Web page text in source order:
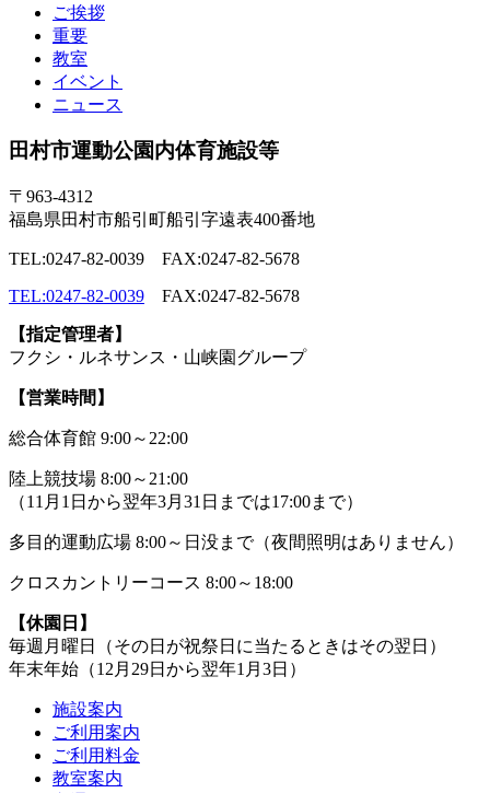
ご挨拶
重要
教室
イベント
ニュース
田村市運動公園内体育施設等
〒963-4312
福島県田村市船引町船引字遠表400番地
TEL:0247-82-0039 FAX:0247-82-5678
TEL:0247-82-0039 FAX:0247-82-5678
【指定管理者】
フクシ・ルネサンス・山峡園グループ
【営業時間】
総合体育館 9:00～22:00
陸上競技場 8:00～21:00
（11月1日から翌年3月31日までは17:00まで）
多目的運動広場 8:00～日没まで（夜間照明はありません）
クロスカントリーコース 8:00～18:00
【休園日】
毎週月曜日（その日が祝祭日に当たるときはその翌日）
年末年始（12月29日から翌年1月3日）
施設案内
ご利用案内
ご利用料金
教室案内